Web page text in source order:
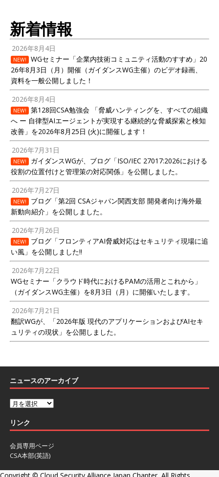
新着情報
2026年8月4日
NEW!
WGセミナー「企業内技術コミュニティ活動のすすめ」20
26年8月3日（月）開催（ガイダンスWG主催）のビデオ録画、
資料を一般公開しました！
2026年8月4日
NEW!
第128回CSA勉強会 「脅威ハンティングを、すべての組織
へ ー 自律型AIエージェントが実現する継続的な脅威探索と検知
改善」を2026年8月25日 (火)に開催します！
2026年7月31日
NEW!
ガイダンスWGが、ブログ「ISO/IEC 27017:2026における
役割の位置付けと管理策の対応関係」を公開しました。
2026年7月27日
NEW!
ブログ「第2回 CSAジャパン関西支部 開発者向け海外最
新動向紹介」を公開しました。
2026年7月26日
NEW!
ブログ「フロンティアAI脅威対応はセキュリティ現場に追
い風」を公開しました!!
2026年7月22日
WGセミナー「クラウド時代におけるPAMの活用とこれから」
（ガイダンスWG主催）を8月3日（月）に開催いたします。
2026年7月21日
翻訳WGが、「2026年版 現代のアプリケーションおよびAIセキ
ュリティの現状」を公開しました。
ニュースのアーカイブ
リンク
会員専用ページ
CSA本部(英語)